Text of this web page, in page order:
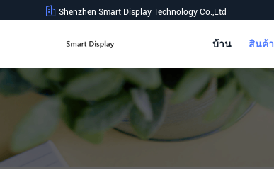
Shenzhen Smart Display Technology Co.,Ltd
บ้าน สินค้า